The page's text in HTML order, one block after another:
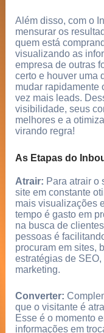
Além disso, com o
mensurar os
quem está
visualizando as
empresa de outras
certo e houver uma
mudar rapidamente
vez mais leads.
visibilidade, seus
melhores e a
virando regra!
As Etapas do
Atrair: Para atrair o
site em constante
mais visualizações
tempo é gasto em
na busca de
pessoas é
procuram em sites,
estratégias de
marketing.
Converter:
que o visitante é
Esse é o momento
informações em